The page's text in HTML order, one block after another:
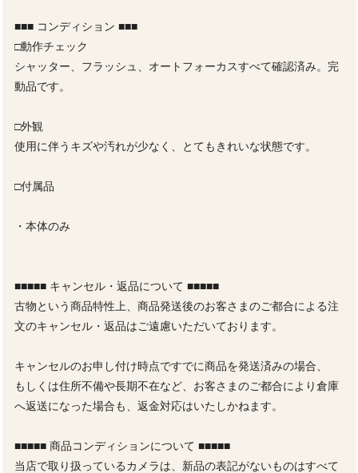
■■■ コンディション ■■■
□動作チェック
シャッター、フラッシュ、オートフォーカスすべて確認済み。完
動品です。
□外観
使用に伴うキズや汚れが少なく、とてもきれいな状態です。
□付属品
・本体のみ
■■■■■ キャンセル・返品について ■■■■■
古物という商品特性上、商品発送後のお客さまのご都合による注
文のキャンセル・返品はご遠慮いただいております。
キャンセルのお申し付け時点ですでに商品を発送済みの場合、
もしくは住所不備や長期不在など、お客さまのご都合により倉庫
へ返送になった場合も、返金対応はいたしかねます。
■■■■■ 商品コンディションについて ■■■■■
当店で取り扱っているカメラは、新品の表記がないものはすべて